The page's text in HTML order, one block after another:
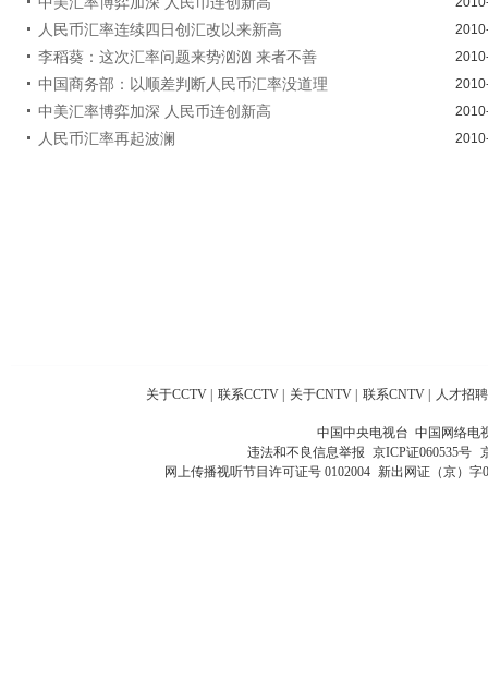
人民币汇率连续四日创汇改以来新高
李稻葵：这次汇率问题来势汹汹 来者不善
中国商务部：以顺差判断人民币汇率没道理
中美汇率博弈加深 人民币连创新高
人民币汇率再起波澜
关于CCTV | 联系CCTV | 关于CNTV | 联系CNTV | 人才招聘
中国中央电视台 中国网络电
违法和不良信息举报 京ICP证060535号
网上传播视听节目许可证号 0102004 新出网证（京）